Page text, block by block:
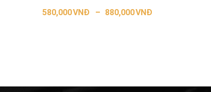
580,000VNĐ – 880,000VNĐ